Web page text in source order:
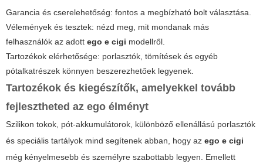
Garancia és cserelehetőség: fontos a megbízható bolt választása.
Vélemények és tesztek: nézd meg, mit mondanak más
felhasználók az adott ego e cigi modellről.
Tartozékok elérhetősége: porlasztók, tömítések és egyéb
pótalkatrészek könnyen beszerezhetőek legyenek.
Tartozékok és kiegészítők, amelyekkel tovább
fejlesztheted az ego élményt
Szilikon tokok, pót-akkumulátorok, különböző ellenállású porlasztók
és speciális tartályok mind segítenek abban, hogy az ego e cigi
még kényelmesebb és személyre szabottabb legyen. Emellett